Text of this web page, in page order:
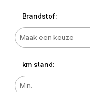
Brandstof:
km stand: